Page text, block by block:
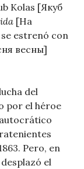
Kolas [Якуб
[На
estrenó con
весны]
del
por el héroe
Pero, en
el